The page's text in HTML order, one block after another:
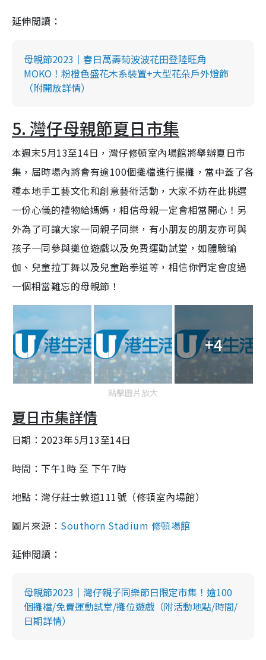
延伸閲讀：
母親節2023｜春日萬壽菊波波花田登陸旺角
MOKO！粉橙色盛花木系裝置+大型花朵戶外燈飾
（附開放詳情）
5. 灣仔母親節夏日市集
本週末5月13至14日，灣仔修頓室內場館將舉辦夏日市
集，届時場內將會有逾100個攤檔進行擺攤，當中蓋了各
種本地手工藝文化和創意藝術活動，大家不妨在此挑選
一份心儀的禮物給媽媽，相信母親一定會相當開心！另
外為了可讓大家一同親子同樂，有小朋友的朋友亦可與
孩子一同參與攤位遊戲以及免費運動試堂，如體驗瑜
伽、兒童拉丁舞以及兒童跆拳道等，相信你們定會度過
一個相當難忘的母親節！
+4
點擊圖片放大
夏日市集詳情
日期：2023年5月13至14日
時間：下午1時 至 下午7時
地點：灣仔莊士敦道111號（修頓室內場館）
圖片來源： Southorn Stadium 修頓場館
延伸閲讀：
母親節2023｜灣仔親子同樂節日限定市集！逾100
個攤檔/免費運動試堂/攤位遊戲（附活動地點/時間/
日期詳情）